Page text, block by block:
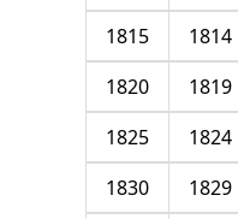
1814
1815
1819
1820
1824
1825
1829
1830